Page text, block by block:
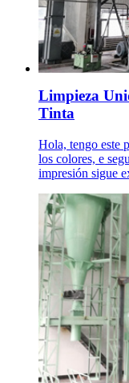
Limpieza
Tinta
Hola, tengo este
los colores, e
impresión sigue